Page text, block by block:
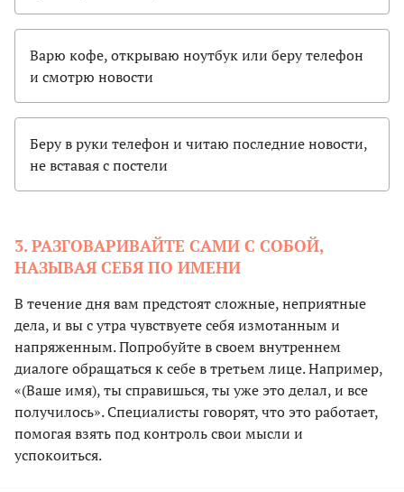
Варю кофе, открываю ноутбук или беру телефон
и смотрю новости
Беру в руки телефон и читаю последние новости,
не вставая с постели
3. РАЗГОВАРИВАЙТЕ САМИ С СОБОЙ,
НАЗЫВАЯ СЕБЯ ПО ИМЕНИ
В течение дня вам предстоят сложные, неприятные
дела, и вы с утра чувствуете себя измотанным и
напряженным. Попробуйте в своем внутреннем
диалоге обращаться к себе в третьем лице. Например,
«(Ваше имя), ты справишься, ты уже это делал, и все
получилось». Специалисты говорят, что это работает,
помогая взять под контроль свои мысли и
успокоиться.